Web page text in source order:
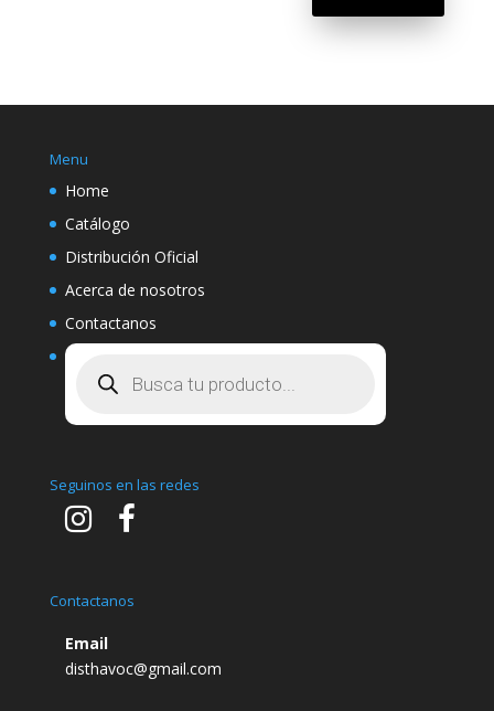
Menu
Home
Catálogo
Distribución Oficial
Acerca de nosotros
Contactanos
Seguinos en las redes
Contactanos
Email
disthavoc@gmail.com